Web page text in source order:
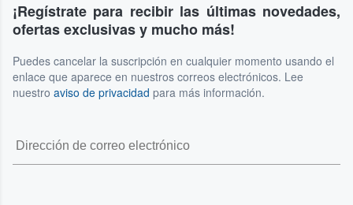
¡Regístrate para recibir las últimas novedades,
ofertas exclusivas y mucho más!
Puedes cancelar la suscripción en cualquier momento usando el
enlace que aparece en nuestros correos electrónicos. Lee
nuestro aviso de privacidad para más información.